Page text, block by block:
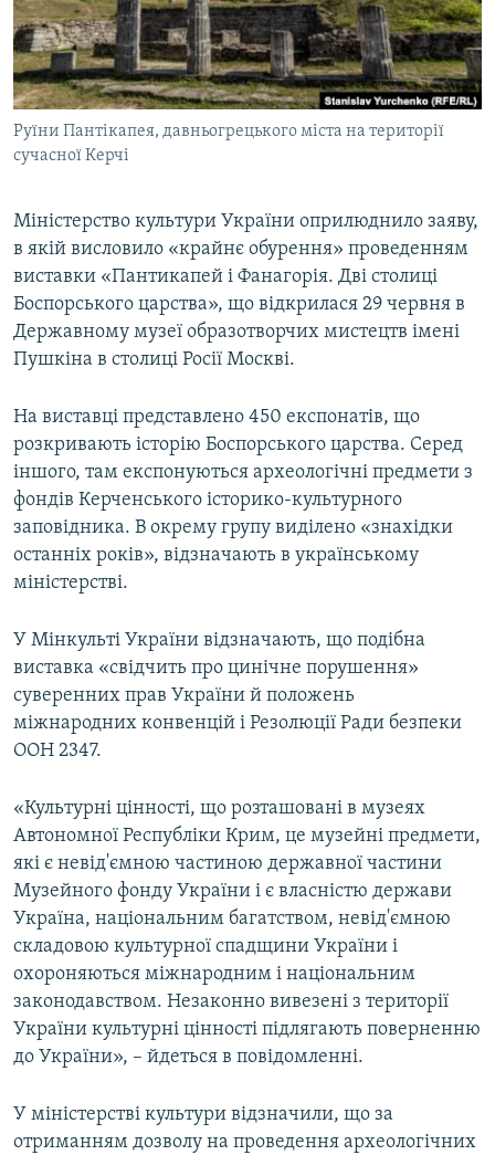
ВІДЕОУРОКИ «ELIFBE»
СВІДЧЕННЯ ОКУПАЦІЇ
УКРАЇНСЬКА ПРОБЛЕМА КРИМУ
ІНФОГРАФІКА
Русский
Qırımtatar
ДОЛУЧАЙСЯ!
Усі сайти RFE/RL
Руїни Пантікапея, давньогрецького міста на території
сучасної Керчі
Міністерство культури України оприлюднило заяву,
в якій висловило «крайнє обурення» проведенням
виставки «Пантикапей і Фанагорія. Дві столиці
Боспорського царства», що відкрилася 29 червня в
Державному музеї образотворчих мистецтв імені
Пушкіна в столиці Росії Москві.
На виставці представлено 450 експонатів, що
розкривають історію Боспорського царства. Серед
іншого, там експонуються археологічні предмети з
фондів Керченського історико-культурного
заповідника. В окрему групу виділено «знахідки
останніх років», відзначають в українському
міністерстві.
У Мінкульті України відзначають, що подібна
виставка «свідчить про цинічне порушення»
суверенних прав України й положень
міжнародних конвенцій і Резолюції Ради безпеки
ООН 2347.
«Культурні цінності, що розташовані в музеях
Автономної Республіки Крим, це музейні предмети,
які є невід'ємною частиною державної частини
Музейного фонду України і є власністю держави
Україна, національним багатством, невід'ємною
складовою культурної спадщини України і
охороняються міжнародним і національним
законодавством. Незаконно вивезені з території
України культурні цінності підлягають поверненню
до України», – йдеться в повідомленні.
У міністерстві культури відзначили, що за
отриманням дозволу на проведення археологічних